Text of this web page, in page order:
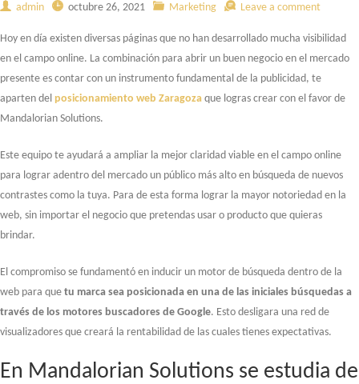
admin octubre 26, 2021 Marketing Leave a comment
Hoy en día existen diversas páginas que no han desarrollado mucha visibilidad
en el campo online. La combinación para abrir un buen negocio en el mercado
presente es contar con un instrumento fundamental de la publicidad, te
aparten del posicionamiento web Zaragoza que logras crear con el favor de
Mandalorian Solutions.
Este equipo te ayudará a ampliar la mejor claridad viable en el campo online
para lograr adentro del mercado un público más alto en búsqueda de nuevos
contrastes como la tuya. Para de esta forma lograr la mayor notoriedad en la
web, sin importar el negocio que pretendas usar o producto que quieras
brindar.
El compromiso se fundamentó en inducir un motor de búsqueda dentro de la
web para que tu marca sea posicionada en una de las iniciales búsquedas a
través de los motores buscadores de Google. Esto desligara una red de
visualizadores que creará la rentabilidad de las cuales tienes expectativas.
En Mandalorian Solutions se estudia de